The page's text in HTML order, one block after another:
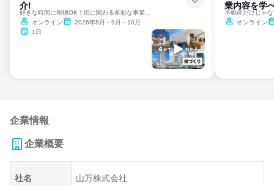
介!
オンライン
2026年8月・9月・10月
1日
業内容を学
オンライン
企業情報
企業概要
社名 山万株式会社